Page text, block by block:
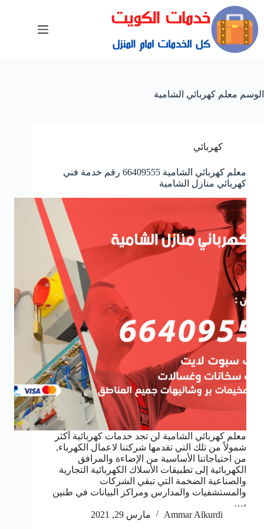
الوسم معلم كهربائي الشامية
كهربائي
معلم كهربائي الشامية 66409555 رقم خدمة فني
كهربائي منازل الشامية
معلم كهربائي الشامية لن تجد خدمات كهربائية أكثر
شمولاً من تلك التي تقدمها شركتنا لاعمال الكهرباء,
من احتياجاتنا الأساسية من الإضاءة والمرافق
الكهربائية إلى تطبيقات الأسلاك الكهربائية التجارية
والصناعية الضخمة التي تبقي الشركات
والمستشفيات والمدارس ومراكز البيانات في طنين
،…
Ammar Alkurdi
مارس 29, 2021